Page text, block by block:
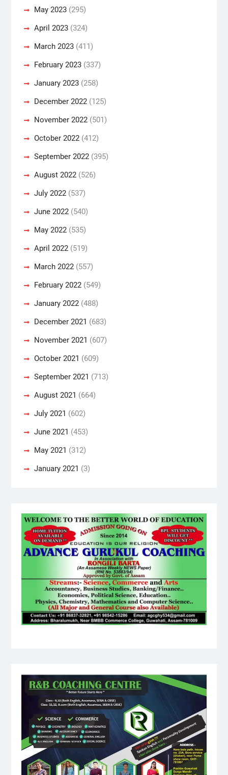
May 2023(295)
April 2023(324)
March 2023(411)
February 2023(337)
January 2023(258)
December 2022(125)
November 2022(501)
October 2022(412)
September 2022(395)
August 2022(526)
July 2022(537)
June 2022(540)
May 2022(535)
April 2022(519)
March 2022(557)
February 2022(549)
January 2022(488)
December 2021 (683)
November 2021 (607)
October 2021 (609)
September 2021 (713)
August 2021 (664)
July 2021 (602)
June 2021 (453)
May 2021 (312)
January 2021 (3)